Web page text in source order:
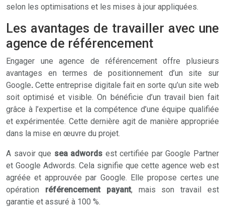
selon les optimisations et les mises à jour appliquées.
Les avantages de travailler avec une
agence de référencement
Engager une agence de référencement offre plusieurs
avantages en termes de positionnement d’un site sur
Google.Cette entreprise digitale fait en sorte qu’un site web
soit optimisé et visible. On bénéficie d’un travail bien fait
grâce à l’expertise et la compétence d’une équipe qualifiée
et expérimentée. Cette dernière agit de manière appropriée
dans la mise en œuvre du projet.
A savoir que sea adwords est certifiée par Google Partner
et Google Adwords. Cela signifie que cette agence web est
agréée et approuvée par Google. Elle propose certes une
opération référencement payant, mais son travail est
garantie et assuré à 100 %.